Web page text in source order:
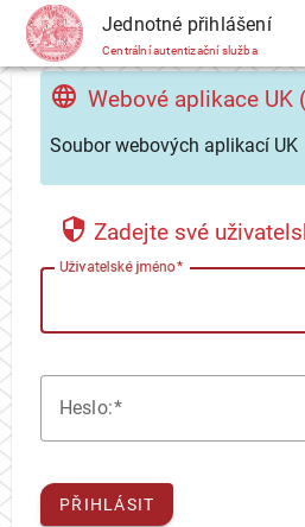
CAS Jednotné přihlášení
Centrální autentizační služba
Webové aplikace UK
Soubor webových aplikací UK
Zadejte své
Uživatelské jméno
Heslo:
PŘIHLÁSIT